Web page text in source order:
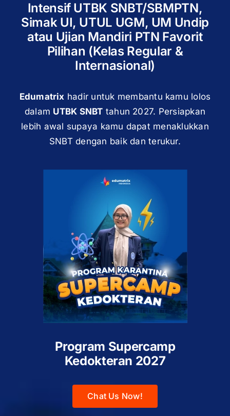
Intensif UTBK SNBT/SBMPTN,
Simak UI, UTUL UGM, UM Undip
atau Ujian Mandiri PTN Favorit
Pilihan (Kelas Regular &
Internasional)
Edumatrix hadir untuk membantu kamu lolos
dalam UTBK SNBT tahun 2027. Persiapkan
lebih awal supaya kamu dapat menaklukkan
SNBT dengan baik dan terukur.
Program Supercamp
Kedokteran 2027
Chat Us Now!